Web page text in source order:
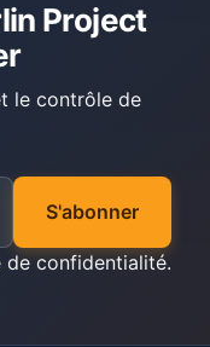
Project
le contrôle de
S'abonner
de confidentialité.